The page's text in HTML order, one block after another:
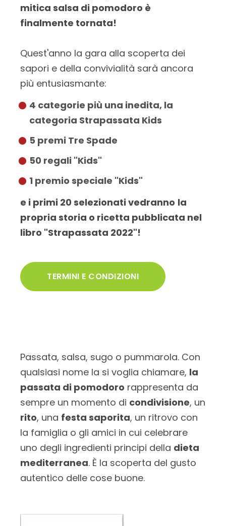
mitica salsa di pomodoro è
finalmente tornata!
Quest'anno la gara alla scoperta dei
sapori e della convivialità sarà ancora
più entusiasmante:
4 categorie più una inedita, la
categoria Strapassata Kids
5 premi Tre Spade
50 regali "Kids"
1 premio speciale "Kids"
e i primi 20 selezionati vedranno la
propria storia o ricetta pubblicata nel
libro "Strapassata 2022"!
TERMINI E CONDIZIONI
Passata, salsa, sugo o pummarola. Con
qualsiasi nome la si voglia chiamare, la
passata di pomodoro rappresenta da
sempre un momento di condivisione, un
rito, una festa saporita, un ritrovo con
la famiglia o gli amici in cui celebrare
uno degli ingredienti principi della dieta
mediterranea. È la scoperta del gusto
autentico delle cose buone.